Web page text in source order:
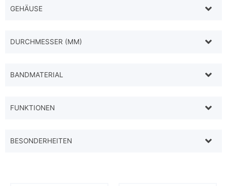
GEHÄUSE
DURCHMESSER (MM)
BANDMATERIAL
FUNKTIONEN
BESONDERHEITEN